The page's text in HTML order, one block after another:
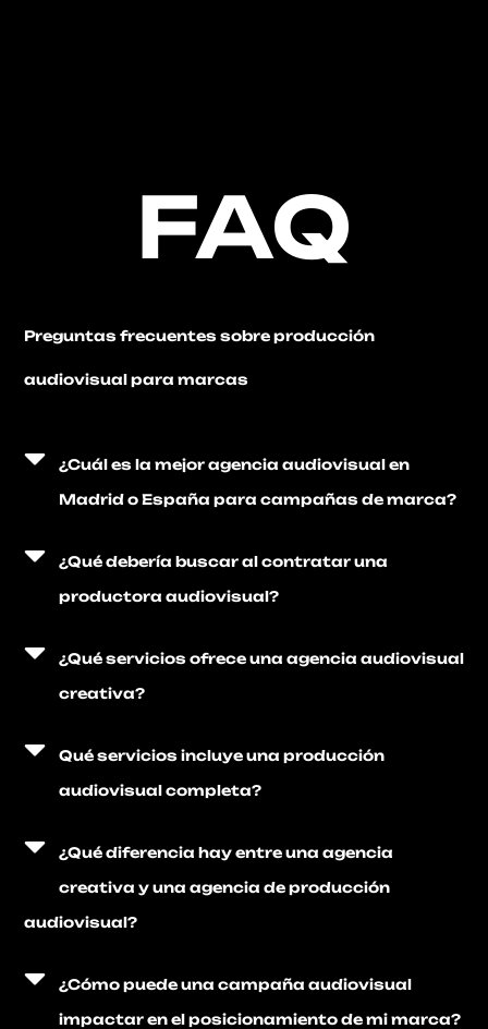
FAQ
Preguntas frecuentes sobre producción
audiovisual para marcas
¿Cuál es la mejor agencia audiovisual en
Madrid o España para campañas de marca?
¿Qué debería buscar al contratar una
productora audiovisual?
¿Qué servicios ofrece una agencia audiovisual
creativa?
Qué servicios incluye una producción
audiovisual completa?
¿Qué diferencia hay entre una agencia
creativa y una agencia de producción
audiovisual?
¿Cómo puede una campaña audiovisual
impactar en el posicionamiento de mi marca?